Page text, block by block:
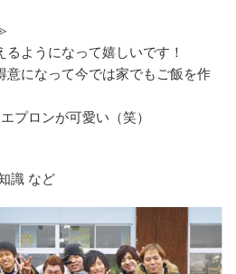
るようになって嬉しいです！
意になって今では家でもご飯を作
プロンが可愛い（笑）
識 など